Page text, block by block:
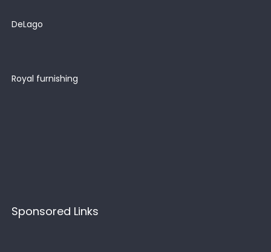
DeLago
Royal furnishing
Sponsored Links